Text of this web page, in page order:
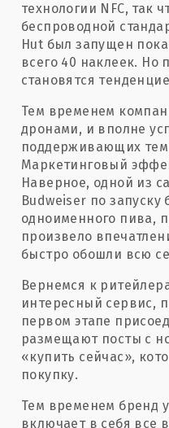
технологии NFC, так
беспроводной
Hut был запущен
всего 40 наклеек. Но
становятся
Тем временем
дронами, и вполне
поддерживающих
Маркетинговый
Наверное, одной из
Budweiser по запуску
одноименного пива,
произвело
быстро обошли всю
Вернемся к
интересный сервис,
первом этапе
размещают посты с
«купить сейчас»,
покупку.
Тем временем бренд
включает в себя все